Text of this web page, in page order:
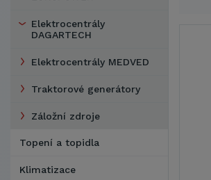
Elektrocentrály
DAGARTECH
Elektrocentrály MEDVED
Traktorové generátory
Záložní zdroje
Topení a topidla
Klimatizace